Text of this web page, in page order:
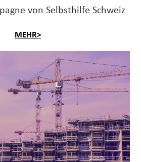
von Selbsthilfe Schweiz
MEHR>